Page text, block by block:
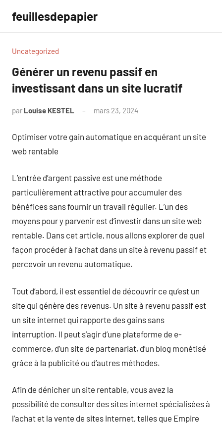
contenu
feuillesdepapier
Uncategorized
Générer un revenu passif en
investissant dans un site lucratif
par Louise KESTEL mars 23, 2024
Optimiser votre gain automatique en acquérant un site
web rentable
L’entrée d’argent passive est une méthode
particulièrement attractive pour accumuler des
bénéfices sans fournir un travail régulier. L’un des
moyens pour y parvenir est d’investir dans un site web
rentable. Dans cet article, nous allons explorer de quel
façon procéder à l’achat dans un site à revenu passif et
percevoir un revenu automatique.
Tout d’abord, il est essentiel de découvrir ce qu’est un
site qui génère des revenus. Un site à revenu passif est
un site internet qui rapporte des gains sans
interruption. Il peut s’agir d’une plateforme de e-
commerce, d’un site de partenariat, d’un blog monétisé
grâce à la publicité ou d’autres méthodes.
Afin de dénicher un site rentable, vous avez la
possibilité de consulter des sites internet spécialisées à
l’achat et la vente de sites internet, telles que Empire